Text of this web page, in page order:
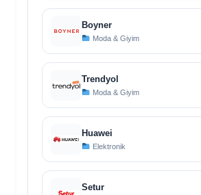
Boyner
Moda & Giyim
Trendyol
Moda & Giyim
Huawei
Elektronik
Setur